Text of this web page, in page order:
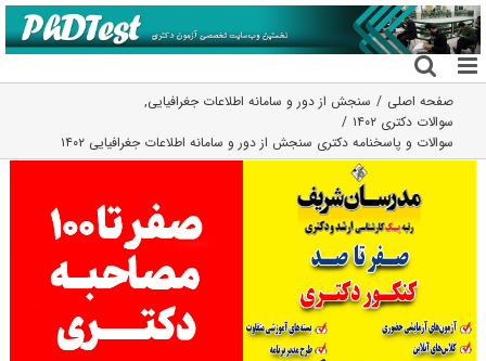
رفتن
به
محتوا
صفحه اصلی سنجش از دور و سامانه اطلاعات جغرافیایی,
سوالات دکتری ۱۴۰۲
سوالات و پاسخنامه دکتری سنجش از دور و سامانه اطلاعات جغرافیایی ۱۴۰۲